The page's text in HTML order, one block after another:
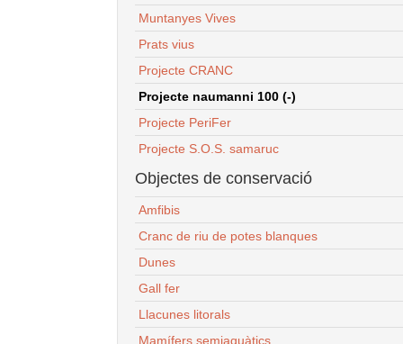
Muntanyes Vives
Prats vius
Projecte CRANC
Projecte naumanni 100 (-)
Projecte PeriFer
Projecte S.O.S. samaruc
Objectes de conservació
Amfibis
Cranc de riu de potes blanques
Dunes
Gall fer
Llacunes litorals
Mamífers semiaquàtics